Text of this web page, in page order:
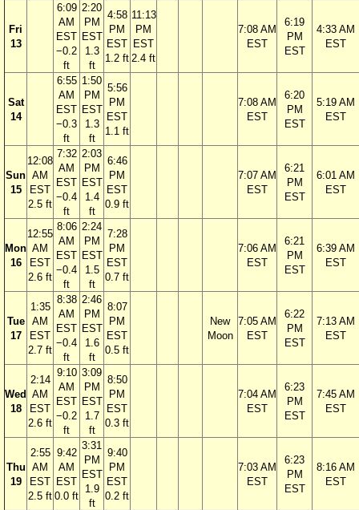
Fri
13
6:09
AM
EST
−0.2
ft
2:20
PM
EST
1.3
ft
4:58
PM
EST
1.2 ft
11:13
PM
EST
2.4 ft
7:08 AM
EST
6:19
PM
EST
4:33 AM
EST
Sat
14
6:55
AM
EST
−0.3
ft
1:50
PM
EST
1.3
ft
5:56
PM
EST
1.1 ft
7:08 AM
EST
6:20
PM
EST
5:19 AM
EST
Sun
15
12:08
AM
EST
2.5 ft
7:32
AM
EST
−0.4
ft
2:03
PM
EST
1.4
ft
6:46
PM
EST
0.9 ft
7:07 AM
EST
6:21
PM
EST
6:01 AM
EST
Mon
16
12:55
AM
EST
2.6 ft
8:06
AM
EST
−0.4
ft
2:24
PM
EST
1.5
ft
7:28
PM
EST
0.7 ft
7:06 AM
EST
6:21
PM
EST
6:39 AM
EST
Tue
17
1:35
AM
EST
2.7 ft
8:38
AM
EST
−0.4
ft
2:46
PM
EST
1.6
ft
8:07
PM
EST
0.5 ft
New
Moon
7:05 AM
EST
6:22
PM
EST
7:13 AM
EST
Wed
18
2:14
AM
EST
2.6 ft
9:10
AM
EST
−0.2
ft
3:09
PM
EST
1.7
ft
8:50
PM
EST
0.3 ft
7:04 AM
EST
6:23
PM
EST
7:45 AM
EST
Thu
19
2:55
AM
EST
2.5 ft
9:42
AM
EST
0.0 ft
3:31
PM
EST
1.9
ft
9:40
PM
EST
0.2 ft
7:03 AM
EST
6:23
PM
EST
8:16 AM
EST